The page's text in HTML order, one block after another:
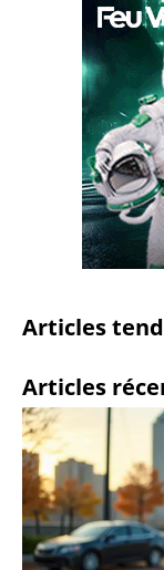
Articles
Articles